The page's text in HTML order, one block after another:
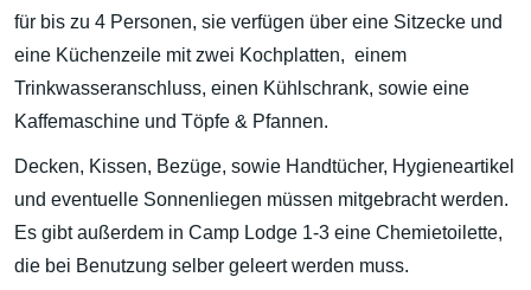
für bis zu 4 Personen, sie verfügen über eine Sitzecke und
eine Küchenzeile mit zwei Kochplatten, einem
Trinkwasseranschluss, einen Kühlschrank, sowie eine
Kaffemaschine und Töpfe & Pfannen.
Decken, Kissen, Bezüge, sowie Handtücher, Hygieneartikel
und eventuelle Sonnenliegen müssen mitgebracht werden.
Es gibt außerdem in Camp Lodge 1-3 eine Chemietoilette,
die bei Benutzung selber geleert werden muss.